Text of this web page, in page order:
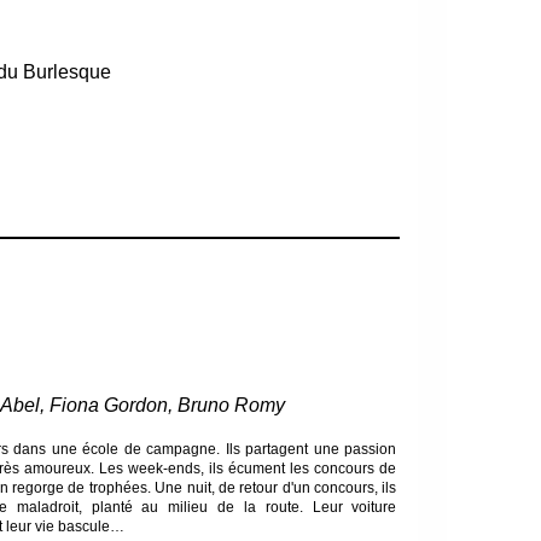
Burlesque
Fiona Gordon, Bruno Romy
dans une école de campagne. Ils partagent une passion
amoureux. Les week-ends, ils écument les concours de
regorge de trophées. Une nuit, de retour d'un concours, ils
maladroit, planté au milieu de la route. Leur voiture
leur vie bascule…